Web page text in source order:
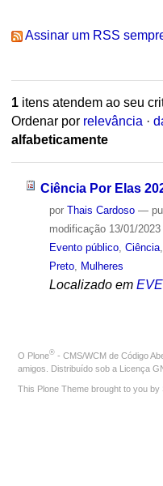
Assinar um RSS
1itens atendem ao seu
Ordenar por relevância ·
alfabeticamente
Ciência Por Elas
por Thais Cardoso —
modificação13/01/2023
Evento público, Ciência,
Preto, Mulheres
Localizado em
O Plone® - CMS/WCM de Código
amigos. Distribuído sob a Licença
This Plone Theme brought to you by